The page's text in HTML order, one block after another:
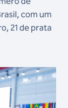
com um
21 de prata